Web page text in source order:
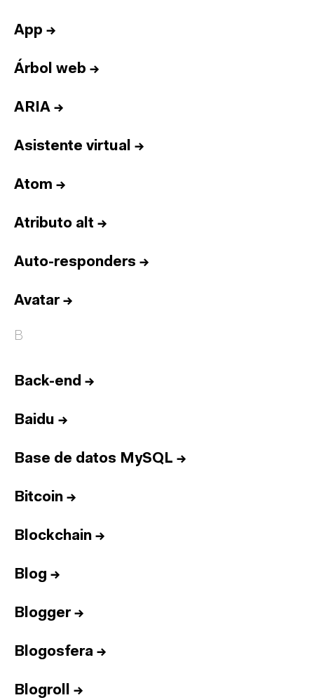
App →
Árbol web →
ARIA →
Asistente virtual →
Atom →
Atributo alt →
Auto-responders →
Avatar→
B
Back-end →
Baidu →
Base de datos MySQL →
Bitcoin →
Blockchain →
Blog →
Blogger→
Blogosfera →
Blogroll →